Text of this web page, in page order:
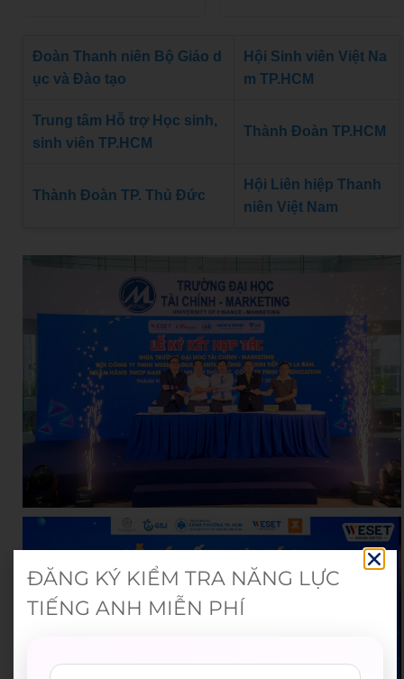
Đoàn Thanh niên Bộ Giáo d
ục và Đào tạo
Hội Sinh viên Việt Na
m TP.HCM
Trung tâm Hỗ trợ Học sinh,
sinh viên TP.HCM
Thành Đoàn TP.HCM
Thành Đoàn TP. Thủ Đức
Hội Liên hiệp Thanh
niên Việt Nam
ĐĂNG KÝ KIỂM TRA NĂNG LỰC
TIẾNG ANH MIỄN PHÍ